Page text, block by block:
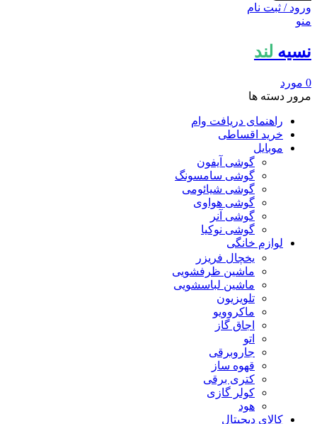
ورود / ثبت نام
منو
نسیه لند
0 مورد
مرور دسته ها
راهنمای دریافت وام
خرید اقساطی
موبایل
گوشی آیفون
گوشی سامسونگ
گوشی شیائومی
گوشی هواوی
گوشی آنر
گوشی نوکیا
لوازم خانگی
یخچال فریزر
ماشین ظرفشویی
ماشین لباسشویی
تلویزیون
ماکروویو
اجاق گاز
اتو
جاروبرقی
قهوه ساز
کتری برقی
کولر گازی
هود
کالای دیجیتال